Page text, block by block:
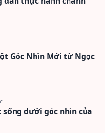
Góc Nhìn Mới từ Ngọc
sống dưới góc nhìn của